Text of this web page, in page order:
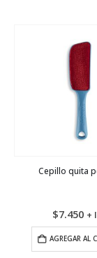
Cepillo quita
$7.450 +
AGREGAR AL